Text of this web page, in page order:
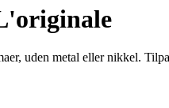
uden metal eller nikkel.